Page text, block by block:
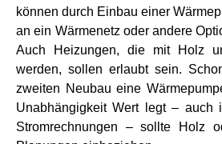
können durch Einbau einer
an ein Wärmenetz oder andere
Auch Heizungen, die mit Holz
werden, sollen erlaubt sein.
zweiten Neubau eine
Unabhängigkeit Wert legt – auch
Stromrechnungen – sollte Holz